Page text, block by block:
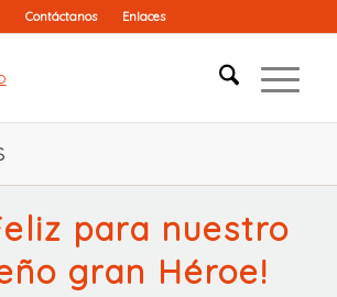
Contáctanos Enlaces
para nuestro
gran Héroe!